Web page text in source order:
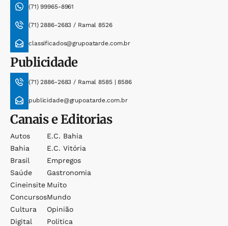
(71) 99965-8961
(71) 2886-2683 / Ramal 8526
classificados@grupoatarde.com.br
Publicidade
(71) 2886-2683 / Ramal 8585 | 8586
publicidade@grupoatarde.com.br
Canais e Editorias
Autos
Bahia
Brasil
Saúde
Cineinsite
Concursos
Cultura
Digital
E.c. Bahia
E.c. Vitória
Empregos
Gastronomia
Muito
Mundo
Opinião
Política